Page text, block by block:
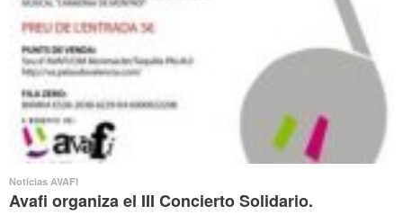
Noticias AVAFI
Avafi organiza el III Concierto Solidario.